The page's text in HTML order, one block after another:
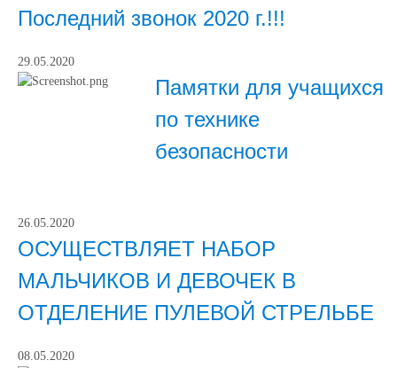
Последний звонок 2020 г.!!!
29.05.2020
Памятки для учащихся
по технике
безопасности
26.05.2020
ОСУЩЕСТВЛЯЕТ НАБОР
МАЛЬЧИКОВ И ДЕВОЧЕК В
ОТДЕЛЕНИЕ ПУЛЕВОЙ СТРЕЛЬБЕ
08.05.2020